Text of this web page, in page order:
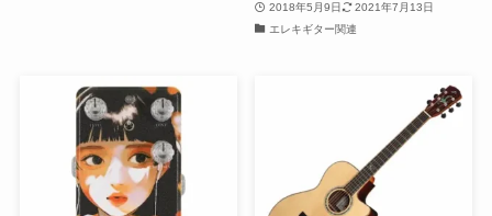
2018年5月9日
2021年7月13日
エレキギター関連